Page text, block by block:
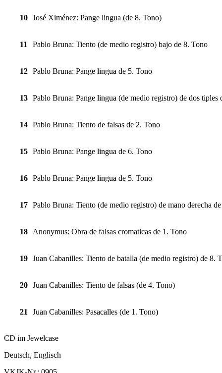
10 José Ximénez: Pange lingua (de 8. Tono)
11 Pablo Bruna: Tiento (de medio registro) bajo de 8. Tono
12 Pablo Bruna: Pange lingua de 5. Tono
13 Pablo Bruna: Pange lingua (de medio registro) de dos tiples
14 Pablo Bruna: Tiento de falsas de 2. Tono
15 Pablo Bruna: Pange lingua de 6. Tono
16 Pablo Bruna: Pange lingua de 5. Tono
17 Pablo Bruna: Tiento (de medio registro) de mano derecha
18 Anonymus: Obra de falsas cromaticas de 1. Tono
19 Juan Cabanilles: Tiento de batalla (de medio registro) de 8.
20 Juan Cabanilles: Tiento de falsas (de 4. Tono)
21 Juan Cabanilles: Pasacalles (de 1. Tono)
CD im Jewelcase
Deutsch, Englisch